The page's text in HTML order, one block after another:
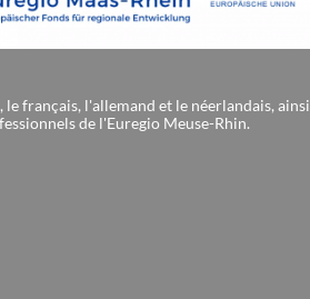
le français, l'allemand et le néerlandais, ainsi
de l'Euregio Meuse-Rhin.